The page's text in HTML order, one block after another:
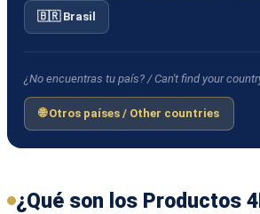
🇧🇷 Brasil
¿No encuentras tu país? / Can't find your
🌐 Otros países / Other countries
¿Qué son los Productos